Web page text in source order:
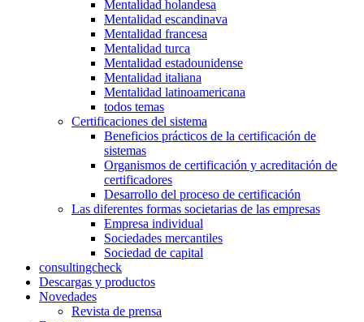
Mentalidad holandesa
Mentalidad escandinava
Mentalidad francesa
Mentalidad turca
Mentalidad estadounidense
Mentalidad italiana
Mentalidad latinoamericana
todos temas
Certificaciones del sistema
Beneficios prácticos de la certificación de
sistemas
Organismos de certificación y acreditación de
certificadores
Desarrollo del proceso de certificación
Las diferentes formas societarias de las empresas
Empresa individual
Sociedades mercantiles
Sociedad de capital
consultingcheck
Descargas y productos
Novedades
Revista de prensa